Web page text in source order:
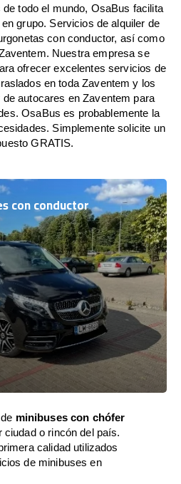
todo el mundo, OsaBus facilita
grupo. Servicios de alquiler de
con conductor, así como
Nuestra empresa se
ofrecer excelentes servicios de
en toda Zaventem y los
autocares en Zaventem para
OsaBus es probablemente la
Simplemente solicite un
GRATIS.
con conductor
minibuses con chófer
ciudad o rincón del país.
calidad utilizados
de minibuses en